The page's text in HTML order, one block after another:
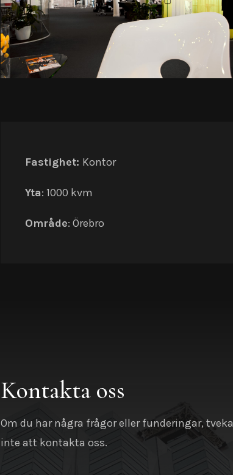
Fastighet: Kontor
Yta: 1000 kvm
Område: Örebro
Kontakta oss
Om du har några frågor eller funderingar, tveka
inte att kontakta oss.